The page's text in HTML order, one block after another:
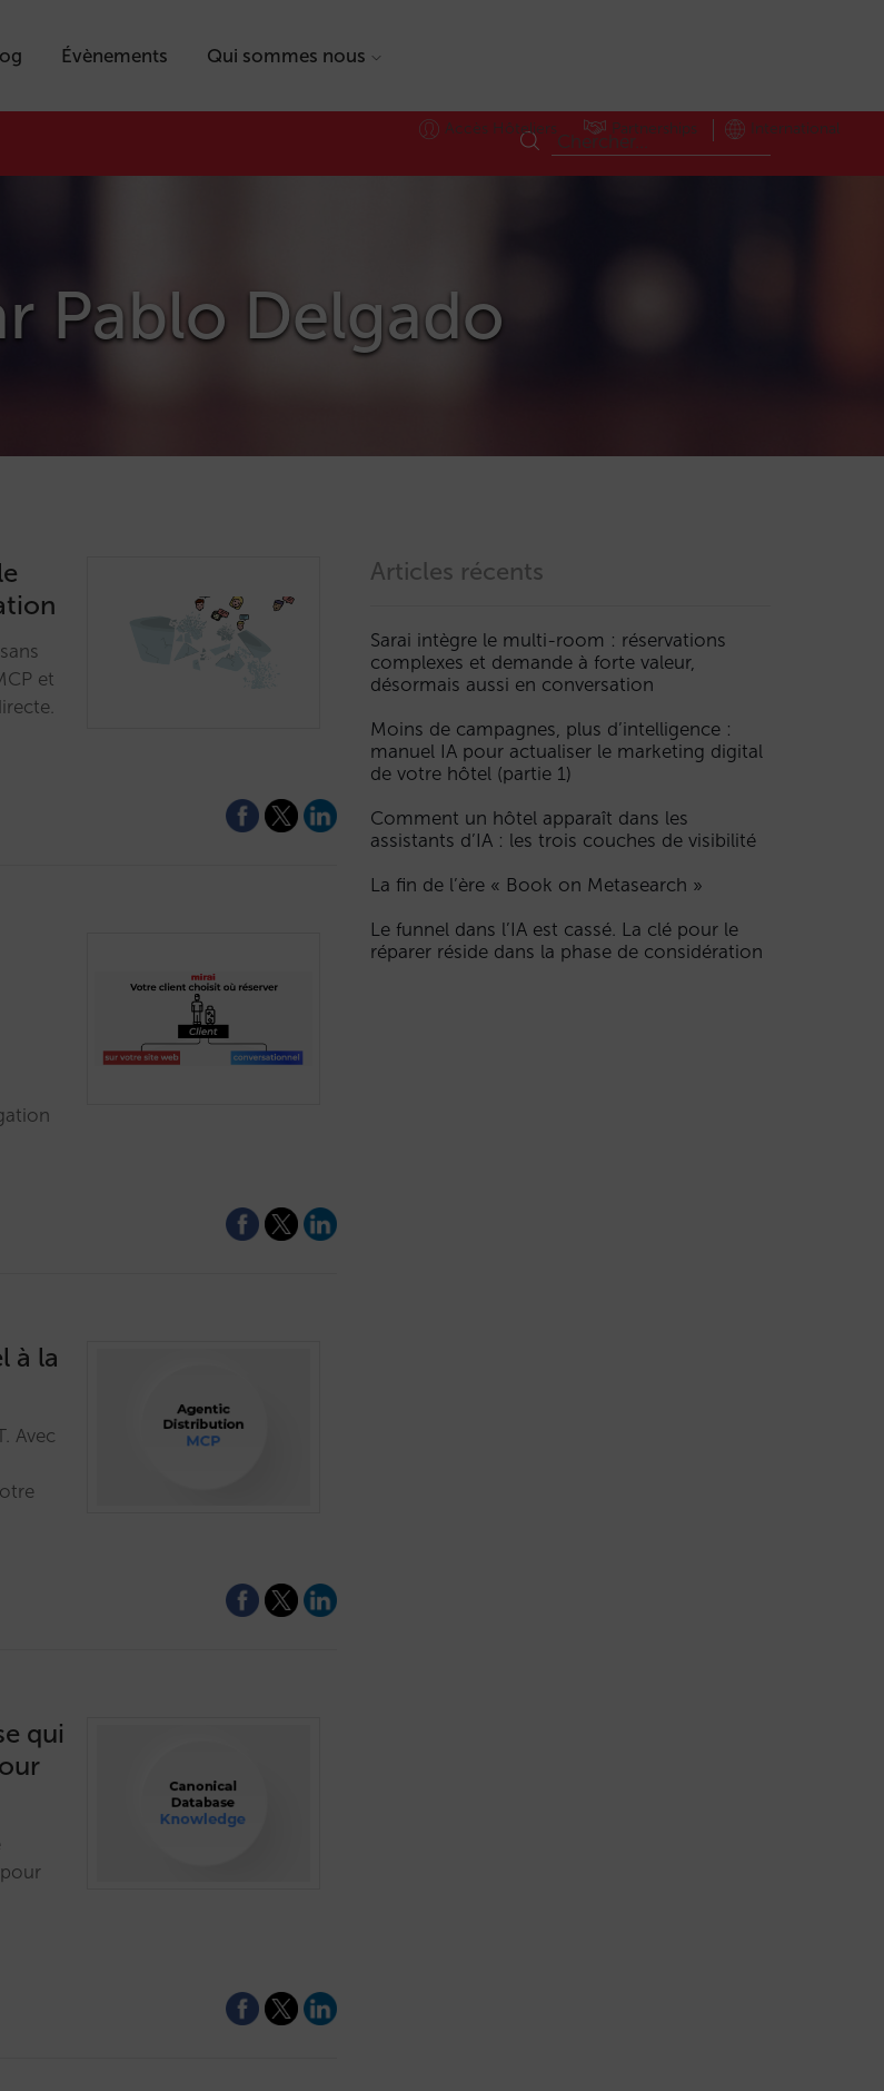
Évènements Qui sommes nous
Accès Hôteliers Partnerships International
Pablo Delgado
et
à la
Avec
qui
Articles récents
Sarai intègre le multi-room : réservations
complexes et demande à forte valeur,
désormais aussi en conversation
Moins de campagnes, plus d’intelligence :
manuel IA pour actualiser le marketing digital
de votre hôtel (partie 1)
Comment un hôtel apparaît dans les
assistants d’IA : les trois couches de visibilité
La fin de l’ère « Book on Metasearch »
Le funnel dans l’IA est cassé. La clé pour le
réparer réside dans la phase de considération